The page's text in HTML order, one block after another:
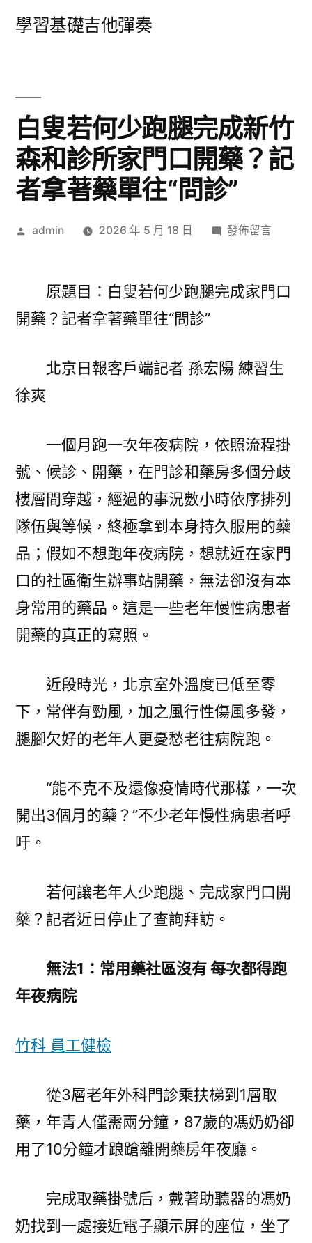
學習基礎吉他彈奏
白叟若何少跑腿完成新竹
森和診所家門口開藥？記
者拿著藥單往“問診”
作
admin 2026 年 5 月 18 日
在
若
腿
竹
森
和
診
所
門
口
開
藥？
拿
藥
單
診”〉
發佈留言
原題目：白叟若何少跑腿完成家門口
開藥？記者拿著藥單往“問診”
北京日報客戶端記者 孫宏陽 練習生
徐爽
一個月跑一次年夜病院，依照流程掛
號、候診、開藥，在門診和藥房多個分歧
樓層間穿越，經過的事況數小時依序排列
隊伍與等候，終極拿到本身持久服用的藥
品；假如不想跑年夜病院，想就近在家門
口的社區衛生辦事站開藥，無法卻沒有本
身常用的藥品。這是一些老年慢性病患者
開藥的真正的寫照。
近段時光，北京室外溫度已低至零
下，常伴有勁風，加之風行性傷風多發，
腿腳欠好的老年人更憂愁老往病院跑。
“能不克不及還像疫情時代那樣，一次
開出3個月的藥？”不少老年慢性病患者呼
吁。
若何讓老年人少跑腿、完成家門口開
藥？記者近日停止了查詢拜訪。
無法1：常用藥社區沒有 每次都得跑
年夜病院
竹科 員工健檢
從3層老年外科門診乘扶梯到1層取
藥，年青人僅需兩分鐘，87歲的馮奶奶卻
用了10分鐘才踉蹌離開藥房年夜廳。
完成取藥掛號后，戴著助聽器的馮奶
奶找到一處接近電子顯示屏的座位，坐了